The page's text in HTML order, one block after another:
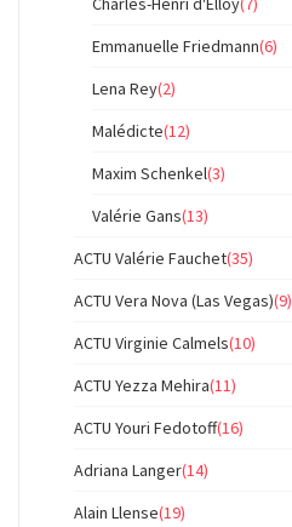
Emmanuelle Friedmann(6)
Lena Rey(2)
Malédicte(12)
Maxim Schenkel(3)
Valérie Gans(13)
ACTU Valérie Fauchet(35)
ACTU Vera Nova (Las Vegas)(9)
ACTU Virginie Calmels(10)
ACTU Yezza Mehira(11)
ACTU Youri Fedotoff(16)
Adriana Langer(14)
Alain Llense(19)